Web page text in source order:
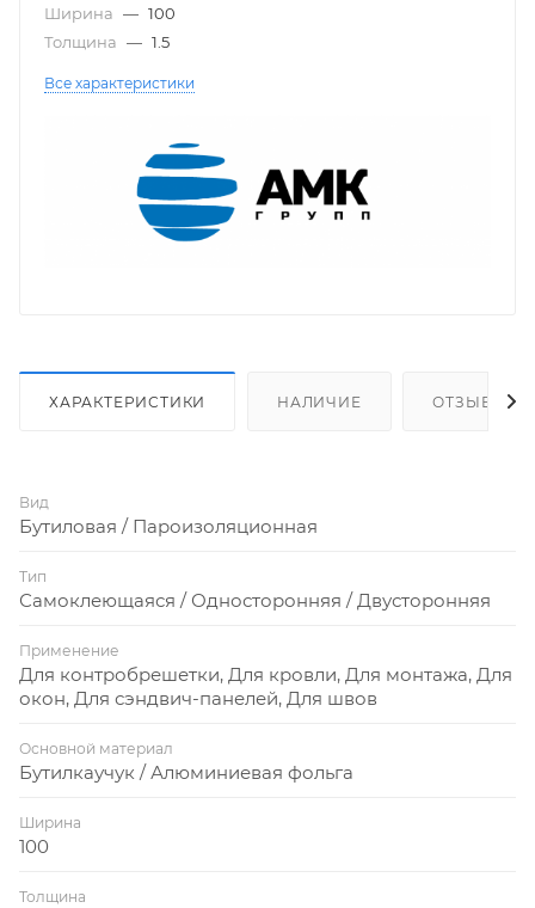
Ширина — 100
Толщина — 1.5
Все характеристики
ХАРАКТЕРИСТИКИ НАЛИЧИЕ ОТЗЫВЫ
Вид
Бутиловая / Пароизоляционная
Тип
Самоклеющаяся / Односторонняя / Двусторонняя
Применение
Для контробрешетки, Для кровли, Для монтажа, Для
окон, Для сэндвич-панелей, Для швов
Основной материал
Бутилкаучук / Алюминиевая фольга
Ширина
100
Толщина